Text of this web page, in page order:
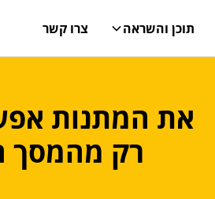
צרו קשר תוכן והשראה
את המתנות
רק מהמסך